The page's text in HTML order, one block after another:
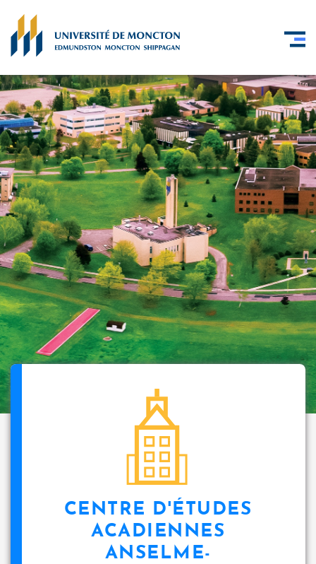
CENTRE D'ÉTUDES
ACADIENNES
ANSELME-